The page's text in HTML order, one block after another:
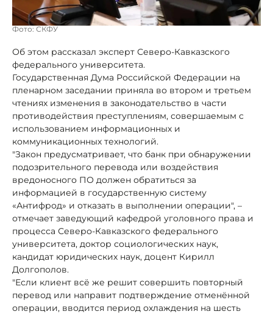
Фото: СКФУ
Об этом рассказал эксперт Северо-Кавказского
федерального университета.
Государственная Дума Российской Федерации на
пленарном заседании приняла во втором и третьем
чтениях изменения в законодательство в части
противодействия преступлениям, совершаемым с
использованием информационных и
коммуникационных технологий.
"Закон предусматривает, что банк при обнаружении
подозрительного перевода или воздействия
вредоносного ПО должен обратиться за
информацией в государственную систему
«Антифрод» и отказать в выполнении операции", –
отмечает заведующий кафедрой уголовного права и
процесса Северо-Кавказского федерального
университета, доктор социологических наук,
кандидат юридических наук, доцент Кирилл
Долгополов.
"Если клиент всё же решит совершить повторный
перевод или направит подтверждение отменённой
операции, вводится период охлаждения на шесть